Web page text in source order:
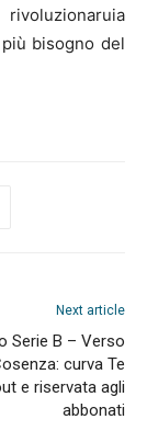
bisogno del
Next article
Serie B – Verso
curva Te
e riservata agli
abbonati